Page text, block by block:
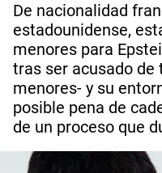
De nacionalidad
estadounidense,
menores para
tras ser acusado de
menores- y su
posible pena de
de un proceso que